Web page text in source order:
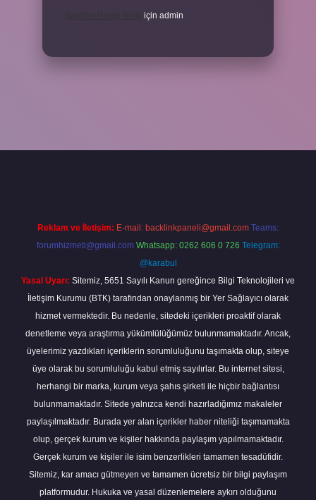
için admin
Reklam ve İletişim: E-mail: backlinkpaneli@gmail.com Teams:
forumhizmeti@gmail.com Whatsapp: 0262 606 0 726 Telegram:
@karabul
Yasal Uyarı: Sitemiz, 5651 Sayılı Kanun gereğince Bilgi Teknolojileri ve
İletişim Kurumu (BTK) tarafından onaylanmış bir Yer Sağlayıcı olarak
hizmet vermektedir. Bu nedenle, sitedeki içerikleri proaktif olarak
denetleme veya araştırma yükümlülüğümüz bulunmamaktadır. Ancak,
üyelerimiz yazdıkları içeriklerin sorumluluğunu taşımakta olup, siteye
üye olarak bu sorumluluğu kabul etmiş sayılırlar. Bu internet sitesi,
herhangi bir marka, kurum veya şahıs şirketi ile hiçbir bağlantısı
bulunmamaktadır. Sitede yalnızca kendi hazırladığımız makaleler
paylaşılmaktadır. Burada yer alan içerikler haber niteliği taşımamakta
olup, gerçek kurum ve kişiler hakkında paylaşım yapılmamaktadır.
Gerçek kurum ve kişiler ile isim benzerlikleri tamamen tesadüfidir.
Sitemiz, kar amacı gütmeyen ve tamamen ücretsiz bir bilgi paylaşım
platformudur. Hukuka ve yasal düzenlemelere aykırı olduğunu